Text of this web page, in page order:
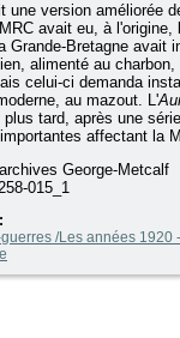
une version améliorée
avait eu, à l'origine,
Grande-Bretagne avait
alimenté au
celui-ci demanda
au mazout. L'
tard, après une
affectant la
George-Metcalf
015_1
/Les années 1920